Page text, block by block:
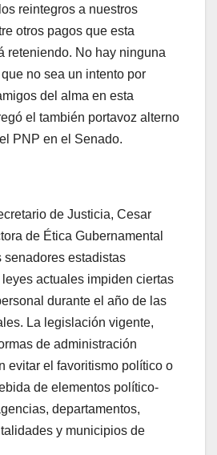
reintegros a nuestros
otros pagos que esta
reteniendo. No hay ninguna
no sea un intento por
del alma en esta
el también portavoz alterno
PNP en el Senado.
de Justicia, Cesar
de Ética Gubernamental
estadistas
actuales impiden ciertas
durante el año de las
La legislación vigente,
de administración
evitar el favoritismo político o
de elementos político-
departamentos,
y municipios de